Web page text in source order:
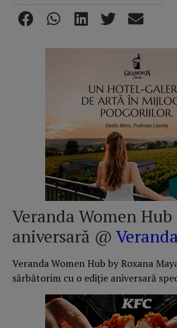
Veranda Women
aniversară @
Veranda Women Hub by Roxana
sărbătorim cu o ediție aniversară